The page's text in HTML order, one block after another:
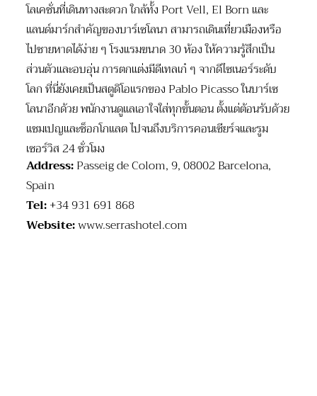
โลเคชั่นที่เดินทางสะดวก ใกล้ทั้ง Port Vell, El Born และ
แลนด์มาร์กสำคัญของบาร์เซโลนา สามารถเดินเที่ยวเมืองหรือ
ไปชายหาดได้ง่าย ๆ โรงแรมขนาด 30 ห้อง ให้ความรู้สึกเป็น
ส่วนตัวและอบอุ่น การตกแต่งมีดีเทลเก๋ ๆ จากดีไซเนอร์ระดับ
โลก ที่นี่ยังเคยเป็นสตูดิโอแรกของ Pablo Picasso ในบาร์เซ
โลนาอีกด้วย พนักงานดูแลเอาใจใส่ทุกขั้นตอน ตั้งแต่ต้อนรับด้วย
แชมเปญและช็อกโกแลต ไปจนถึงบริการคอนเซียร์จและรูม
เซอร์วิส 24 ชั่วโมง
Address:Passeig de Colom, 9, 08002 Barcelona,
Spain
Tel:+34 931 691 868
Website:www.serrashotel.com